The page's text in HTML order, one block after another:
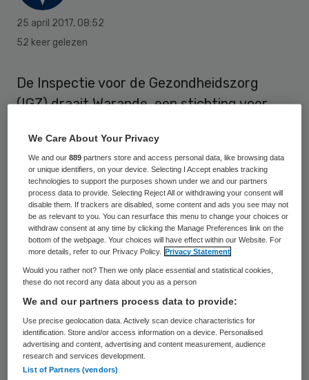
25 april 2017, 08:52
52 keer gelezen
De Inspectie voor de Gezondheidszorg
(IGZ) draait Warande, een stichting voor
duimschroeven aan. Warande moet zo snel
mogelijk regelen dat er van alle bewoners in
de diverse vestigingen een goed en actueel
cliëntdossier is.
Heeft Warande dit niet binnen zes weken
dwangsom van 1000 euro per week betalen
dat de dossiers nog langer uitblijven.
Goede dossiers zijn noodzakelijk om
iedereen passende zorg te bieden, aldus de
We Care About Your Privacy
We and our889 partners store and access personal data, like browsing data
or unique identifiers, on your device. Selecting I Accept enables tracking
technologies to support the purposes shown under we and our partners
process data to provide. Selecting Reject All or withdrawing your consent will
disable them. If trackers are disabled, some content and ads you see may not
be as relevant to you. You can resurface this menu to change your choices or
withdraw consent at any time by clicking the Manage Preferences link on the
bottom of the webpage. Your choices will have effect within our Website. For
more details, refer to our Privacy Policy.
Privacy Statement
Would you rather not? Then we only place essential and statistical cookies,
these do not record any data about you as a person
We and our partners process data to provide:
Use precise geolocation data. Actively scan device characteristics for
identification. Store and/or access information on a device. Personalised
advertising and content, advertising and content measurement, audience
research and services development.
List of Partners (vendors)